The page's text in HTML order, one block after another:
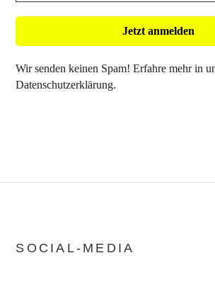
Wir senden keinen Spam! Erfahre mehr in
Datenschutzerklärung.
SOCIAL-MEDIA